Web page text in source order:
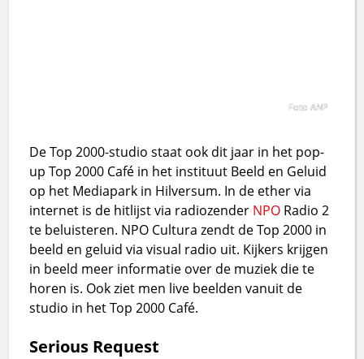
Foto ANP
De Top 2000-studio staat ook dit jaar in het pop-
up Top 2000 Café in het instituut Beeld en Geluid
op het Mediapark in Hilversum. In de ether via
internet is de hitlijst via radiozender NPO Radio 2
te beluisteren. NPO Cultura zendt de Top 2000 in
beeld en geluid via visual radio uit. Kijkers krijgen
in beeld meer informatie over de muziek die te
horen is. Ook ziet men live beelden vanuit de
studio in het Top 2000 Café.
Serious Request